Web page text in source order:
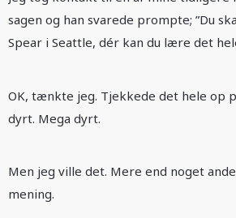
sagen og han svarede prompte; ”Du
Spear i Seattle, dér kan du lære det
OK, tænkte jeg. Tjekkede det hele op
dyrt. Mega dyrt.
Men jeg ville det. Mere end noget
mening.